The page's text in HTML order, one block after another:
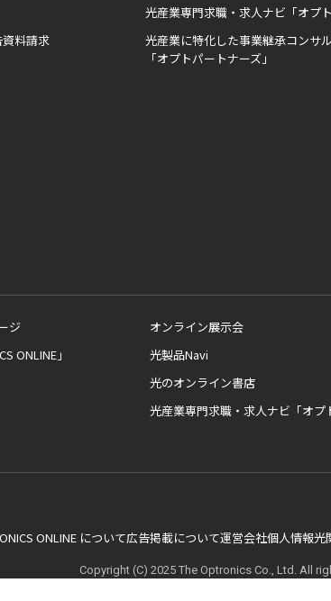
料請求
光産業専門求職・求人ナビ「オプ
光産業に特化した事業継承コンサ
「オプトパートナーズ」
ジ
ONLINE」
オンライン展示会
光製品Navi
光のオンライン書店
光産業専門求職・求人ナビ「オプ
ONLINE について広告掲載について運営会社個人情報光
Copyright (C) 2025 The Optronics Co., Ltd. All